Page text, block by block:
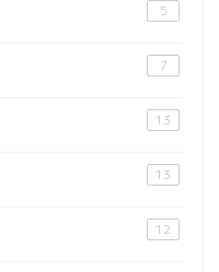
5
7
13
13
12